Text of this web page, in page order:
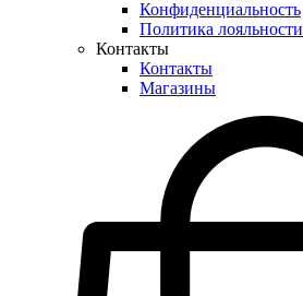
Конфиденциальность
Политика лояльности
Контакты
Контакты
Магазины